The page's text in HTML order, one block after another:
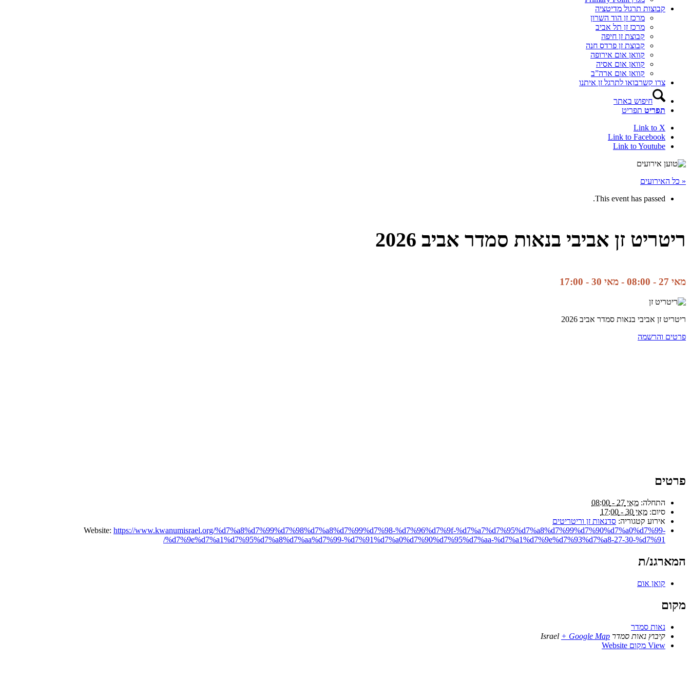
קבוצות תרגול מדיטציה
מרכז זן הוד השרון
מרכז זן תל אביב
קבוצת זן חיפה
קבוצת זן פרדס חנה
קוואן אום אירופה
קוואן אום אסיה
קוואן אום ארה”ב
צרו קשרבואו לתרגל זן איתנו
חיפוש באתר
תפריט תפריט
Link to X
Link to Facebook
Link to Youtube
« כל האירועים
This event has passed.
ריטריט זן אביבי בנאות סמדר אביב 2026
מאי 27 - 08:00 - מאי 30 - 17:00
ריטריט זן אביבי בנאות סמדר אביב 2026
פרטים והרשמה
פרטים
התחלה: מאי 27 - 08:00
סיום: מאי 30 - 17:00
אירוע קטגוריה: סדנאות זן וריטריטים
Website: https://www.kwanumisrael.org/%d7%a8%d7%99%d7%98%d7%a8%d7%99%d7%98-%d7%96%d7%9f-%d7%a7%d7%95%d7%a8%d7%99%d7%90%d7%a0%d7%99-
%d7%9e%d7%a1%d7%95%d7%a8%d7%aa%d7%99-%d7%91%d7%a0%d7%90%d7%95%d7%aa-%d7%a1%d7%9e%d7%93%d7%a8-27-30-%d7%91/
המארגנ/ת
קואן אום
מקום
נאות סמדר
קיבוץ נאות סמדר
Israel + Google Map
View מקום Website